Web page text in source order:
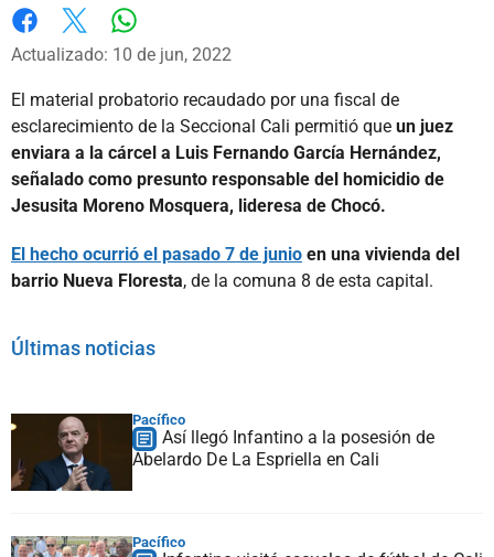
Facebook
X
Actualizado: 10 de jun, 2022
El material probatorio recaudado por una fiscal de
esclarecimiento de la Seccional Cali permitió que un juez
enviara a la cárcel a Luis Fernando García Hernández,
señalado como presunto responsable del homicidio de
Jesusita Moreno Mosquera, lideresa de Chocó.
El hecho ocurrió el pasado 7 de junio en una vivienda del
barrio Nueva Floresta, de la comuna 8 de esta capital.
Últimas noticias
Pacífico
Así llegó Infantino a la posesión de
Abelardo De La Espriella en Cali
Pacífico